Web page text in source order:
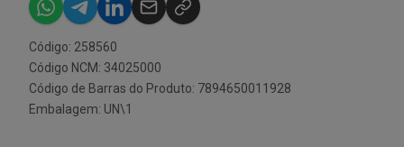
Código: 258560
Código NCM: 34025000
Código de Barras do Produto: 7894650011928
Embalagem: UN\1